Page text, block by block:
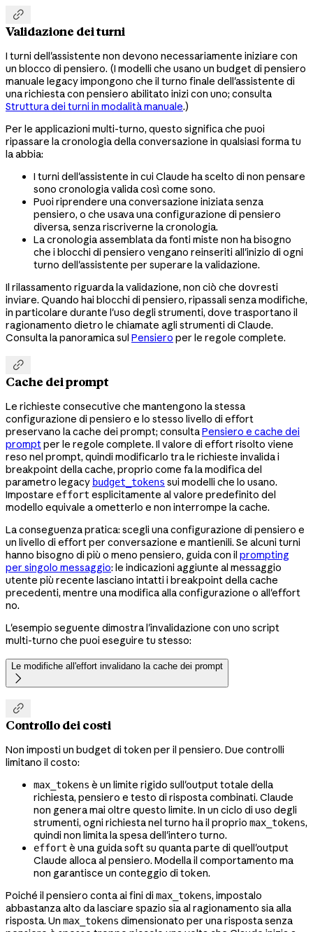

Validazione dei turni
I turni dell'assistente non devono necessariamente iniziare con
un blocco di pensiero. (I modelli che usano un budget di pensiero
manuale legacy impongono che il turno finale dell'assistente di
una richiesta con pensiero abilitato inizi con uno; consulta
Struttura dei turni in modalità manuale.)
Per le applicazioni multi-turno, questo significa che puoi
ripassare la cronologia della conversazione in qualsiasi forma tu
la abbia:
I turni dell'assistente in cui Claude ha scelto di non pensare
sono cronologia valida così come sono.
Puoi riprendere una conversazione iniziata senza
pensiero, o che usava una configurazione di pensiero
diversa, senza riscriverne la cronologia.
La cronologia assemblata da fonti miste non ha bisogno
che i blocchi di pensiero vengano reinseriti all'inizio di ogni
turno dell'assistente per superare la validazione.
Il rilassamento riguarda la validazione, non ciò che dovresti
inviare. Quando hai blocchi di pensiero, ripassali senza modifiche,
in particolare durante l'uso degli strumenti, dove trasportano il
ragionamento dietro le chiamate agli strumenti di Claude.
Consulta la panoramica sul Pensiero per le regole complete.

Cache dei prompt
Le richieste consecutive che mantengono la stessa
configurazione di pensiero e lo stesso livello di effort
preservano la cache dei prompt; consultaPensiero e cache dei
promptper le regole complete. Il valore di effort risolto viene
reso nel prompt, quindi modificarlo tra le richieste invalida i
breakpoint della cache, proprio come fa la modifica del
parametro legacy budget_tokens sui modelli che lo usano.
Impostare effort esplicitamente al valore predefinito del
modello equivale a ometterlo e non interrompe la cache.
La conseguenza pratica: scegli una configurazione di pensiero e
un livello di effort per conversazione e mantienili. Se alcuni turni
hanno bisogno di più o meno pensiero, guida con il prompting
per singolo messaggio: le indicazioni aggiunte al messaggio
utente più recente lasciano intatti i breakpoint della cache
precedenti, mentre una modifica alla configurazione o all'effort
no.
L'esempio seguente dimostra l'invalidazione con uno script
multi-turno che puoi eseguire tu stesso:
Le modifiche all'effort invalidano la cache dei prompt


Controllo dei costi
Non imposti un budget di token per il pensiero. Due controlli
limitano il costo:
max_tokens è un limite rigido sull'output totale della
richiesta, pensiero e testo di risposta combinati. Claude
non genera mai oltre questo limite. In un ciclo di uso degli
strumenti, ogni richiesta nel turno ha il proprio max_tokens,
quindi non limita la spesa dell'intero turno.
effort è una guida soft su quanta parte di quell'output
Claude alloca al pensiero. Modella il comportamento ma
non garantisce un conteggio di token.
Poiché il pensiero conta ai fini di max_tokens, impostalo
abbastanza alto da lasciare spazio sia al ragionamento sia alla
risposta. Un max_tokens dimensionato per una risposta senza